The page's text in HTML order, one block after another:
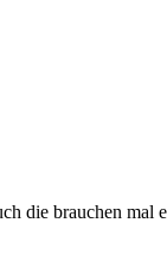
die brauchen mal